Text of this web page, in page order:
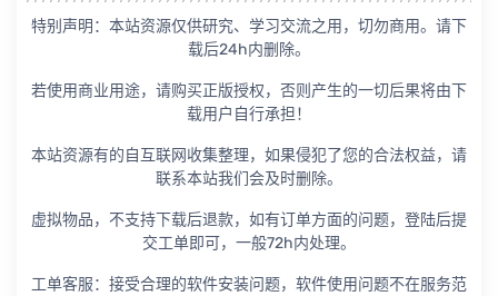
特别声明：本站资源仅供研究、学习交流之用，切勿商用。请下
载后24h内删除。
若使用商业用途，请购买正版授权，否则产生的一切后果将由下
载用户自行承担！
本站资源有的自互联网收集整理，如果侵犯了您的合法权益，请
联系本站我们会及时删除。
虚拟物品，不支持下载后退款，如有订单方面的问题，登陆后提
交工单即可，一般72h内处理。
工单客服：接受合理的软件安装问题，软件使用问题不在服务范